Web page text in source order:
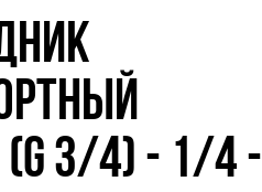
3/4) - 1/4 -